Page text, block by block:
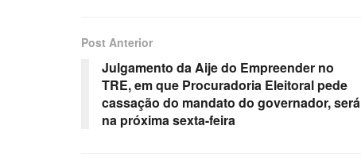
Post Anterior
Julgamento da Aije do Empreender no
TRE, em que Procuradoria Eleitoral pede
cassação do mandato do governador, será
na próxima sexta-feira